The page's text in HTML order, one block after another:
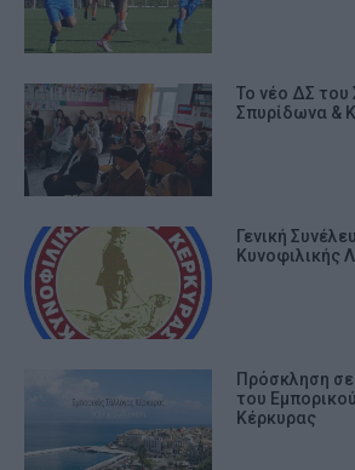
Το νέο ΔΣ του
Σπυρίδωνα &
Γενική
Κυνοφιλικής
Πρόσκληση σε
του
Κέρκυρας